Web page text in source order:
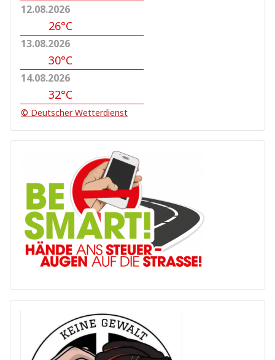
12.08.2026
26°C
13.08.2026
30°C
14.08.2026
32°C
© Deutscher Wetterdienst